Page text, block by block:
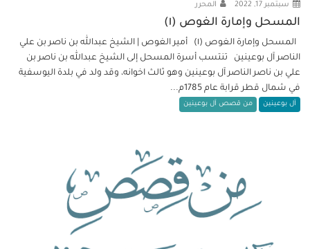
سبتمبر 17, 2022 المحرر
المسحل وإمارة الغوص (١)
المسحل وإمارة الغوص (١) أمير الغوص | الشيخ عبدالله بن ناصر بن علي
الناصر آل بوعينين تنتسب أسرة المسحل إلى الشيخ عبدالله بن ناصر بن
علي بن ناصر الناصر آل بوعينين وهو ثالث اخوانه، وقد ولد في بلدة اليوسفية
في شمال قطر قرابة عام 1785م...
آل بوعينين من قصص آل بوعينين